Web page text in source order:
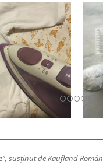
susținut de Kaufland